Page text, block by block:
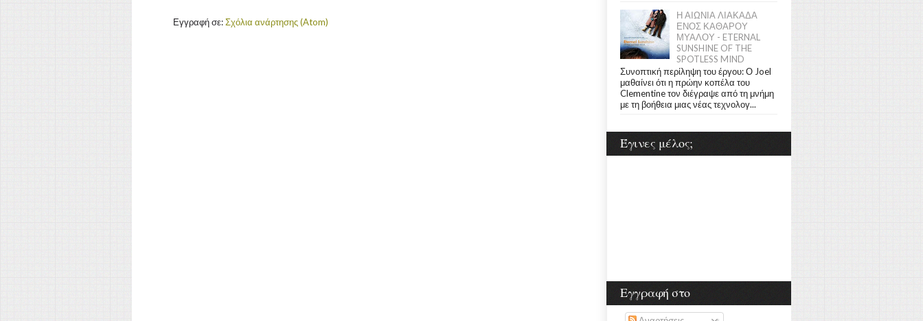
Εγγραφή σε:Σχόλια ανάρτησης (Atom)
Η ΑΙΩΝΙΑ ΛΙΑΚΑΔΑ
ΕΝΟΣ ΚΑΘΑΡΟΥ
ΜΥΑΛΟΥ - ETERNAL
SUNSHINE OF THE
SPOTLESS MIND
Συνοπτική περίληψη του έργου: Ο Joel
μαθαίνει ότι η πρώην κοπέλα του
Clementine τον διέγραψε από τη μνήμη
με τη βοήθεια μιας νέας τεχνολογ...
Έγινες μέλος;
Εγγραφή στο